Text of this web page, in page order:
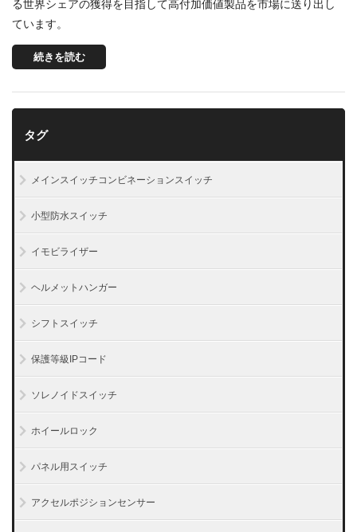
る世界シェアの獲得を目指して高付加価値製品を市場に送り出し
ています。
続きを読む
タグ
メインスイッチコンビネーションスイッチ
小型防水スイッチ
イモビライザー
ヘルメットハンガー
シフトスイッチ
保護等級IPコード
ソレノイドスイッチ
ホイールロック
パネル用スイッチ
アクセルポジションセンサー